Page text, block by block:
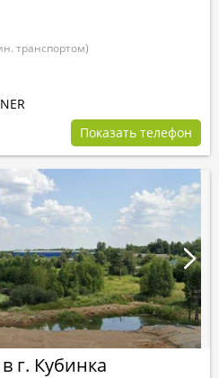
транспортом)
Показать телефон
г. Кубинка